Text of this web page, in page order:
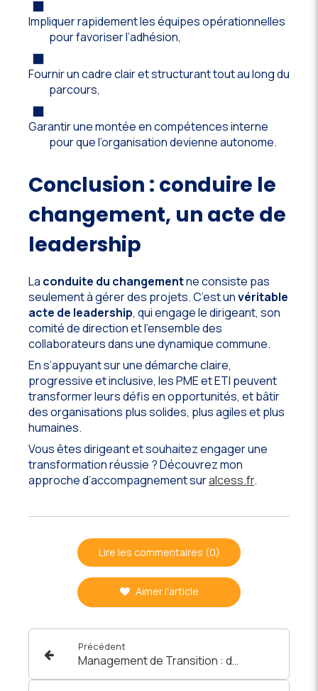
Impliquer rapidement les équipes opérationnelles
pour favoriser l’adhésion,
Fournir un cadre clair et structurant tout au long du
parcours,
Garantir une montée en compétences interne
pour que l’organisation devienne autonome.
Conclusion : conduire le
changement, un acte de
leadership
La conduite du changementne consiste pas
seulement à gérer des projets. C’est unvéritable
acte de leadership, qui engage le dirigeant, son
comité de direction et l’ensemble des
collaborateurs dans une dynamique commune.
En s’appuyant sur une démarche claire,
progressive et inclusive, les PME et ETI peuvent
transformer leurs défis en opportunités, et bâtir
des organisations plus solides, plus agiles et plus
humaines.
Vous êtes dirigeant et souhaitez engager une
transformation réussie ? Découvrez mon
approche d’accompagnement suralcess.fr.
Lire les commentaires (0)
Aimer l'article
Précédent
Management de Transition : définition, avantages et situations clés